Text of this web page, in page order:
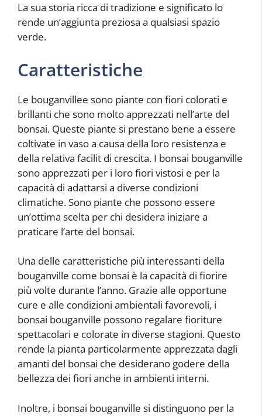
La sua storia ricca di tradizione e significato lo
rende un’aggiunta preziosa a qualsiasi spazio
verde.
Caratteristiche
Le bouganvillee sono piante con fiori colorati e
brillanti che sono molto apprezzati nell’arte del
bonsai. Queste piante si prestano bene a essere
coltivate in vaso a causa della loro resistenza e
della relativa facilit di crescita. I bonsai bouganville
sono apprezzati per i loro fiori vistosi e per la
capacità di adattarsi a diverse condizioni
climatiche. Sono piante che possono essere
un’ottima scelta per chi desidera iniziare a
praticare l’arte del bonsai.
Una delle caratteristiche più interessanti della
bouganville come bonsai è la capacità di fiorire
più volte durante l’anno. Grazie alle opportune
cure e alle condizioni ambientali favorevoli, i
bonsai bouganville possono regalare fioriture
spettacolari e colorate in diverse stagioni. Questo
rende la pianta particolarmente apprezzata dagli
amanti del bonsai che desiderano godere della
bellezza dei fiori anche in ambienti interni.
Inoltre, i bonsai bouganville si distinguono per la